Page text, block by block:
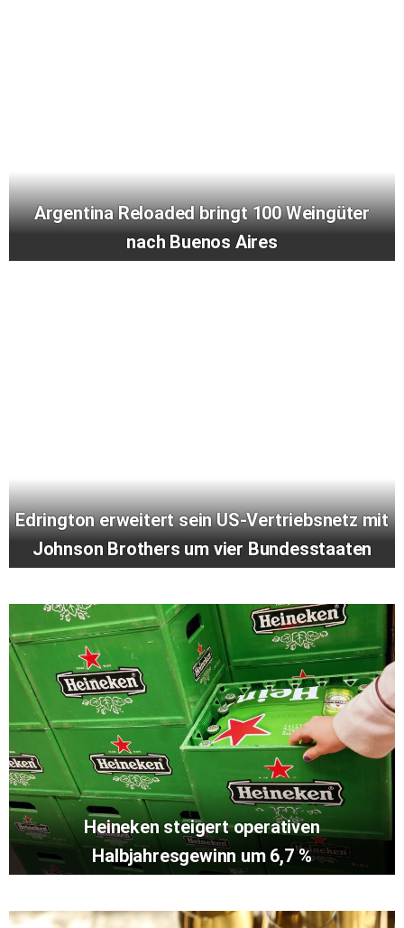
Argentina Reloaded bringt 100 Weingüter
nach Buenos Aires
Edrington erweitert sein US-Vertriebsnetz mit
Johnson Brothers um vier Bundesstaaten
Heineken steigert operativen
Halbjahresgewinn um 6,7 %